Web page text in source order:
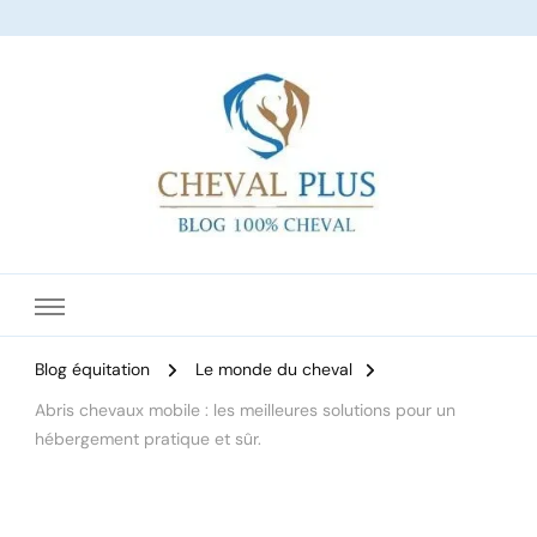
Blog équitation
Le monde du cheval
Abris chevaux mobile : les meilleures solutions pour un
hébergement pratique et sûr.